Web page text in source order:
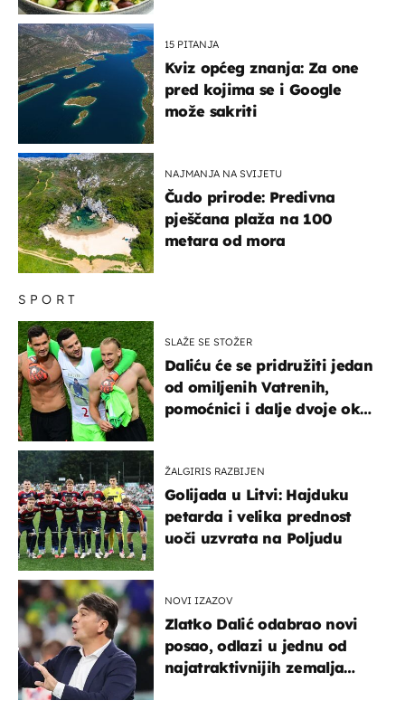
SPORT
SLAŽE SE STOŽER
Daliću će se pridružiti jedan
od omiljenih Vatrenih,
pomoćnici i dalje dvoje oko
ŽALGIRIS RAZBIJEN
Golijada u Litvi: Hajduku
petarda i velika prednost
uoči uzvrata na Poljudu
NOVI IZAZOV
Zlatko Dalić odabrao novi
posao, odlazi u jednu od
najatraktivnijih zemalja
15 PITANJA
Kviz općeg znanja: Za one
pred kojima se i Google
može sakriti
NAJMANJA NA SVIJETU
Čudo prirode: Predivna
pješčana plaža na 100
metara od mora